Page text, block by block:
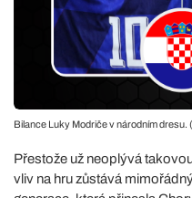
Bilance Luky Modriče v národním
Přestože už neoplývá
vliv na hru zůstává